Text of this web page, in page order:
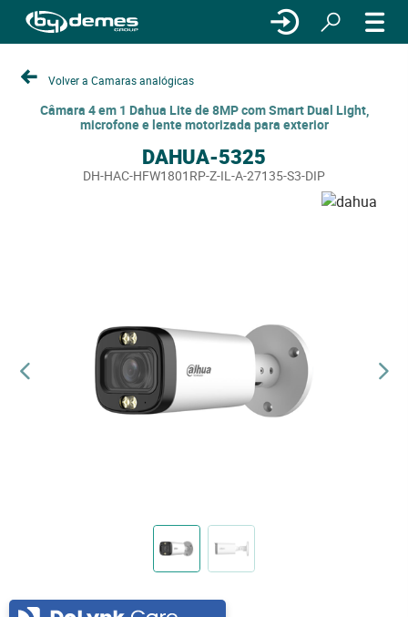
Volver a Camaras analógicas
Câmara 4 em 1 Dahua Lite de 8MP com Smart Dual Light,
microfone e lente motorizada para exterior
DAHUA-5325
DH-HAC-HFW1801RP-Z-IL-A-27135-S3-DIP